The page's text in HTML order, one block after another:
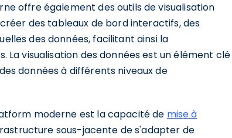
offre également des outils de visualisation
des tableaux de bord interactifs, des
des données, facilitant ainsi la
visualisation des données est un élément clé
données à différents niveaux de
moderne est la capacité de mise à
sous-jacente de s'adapter de